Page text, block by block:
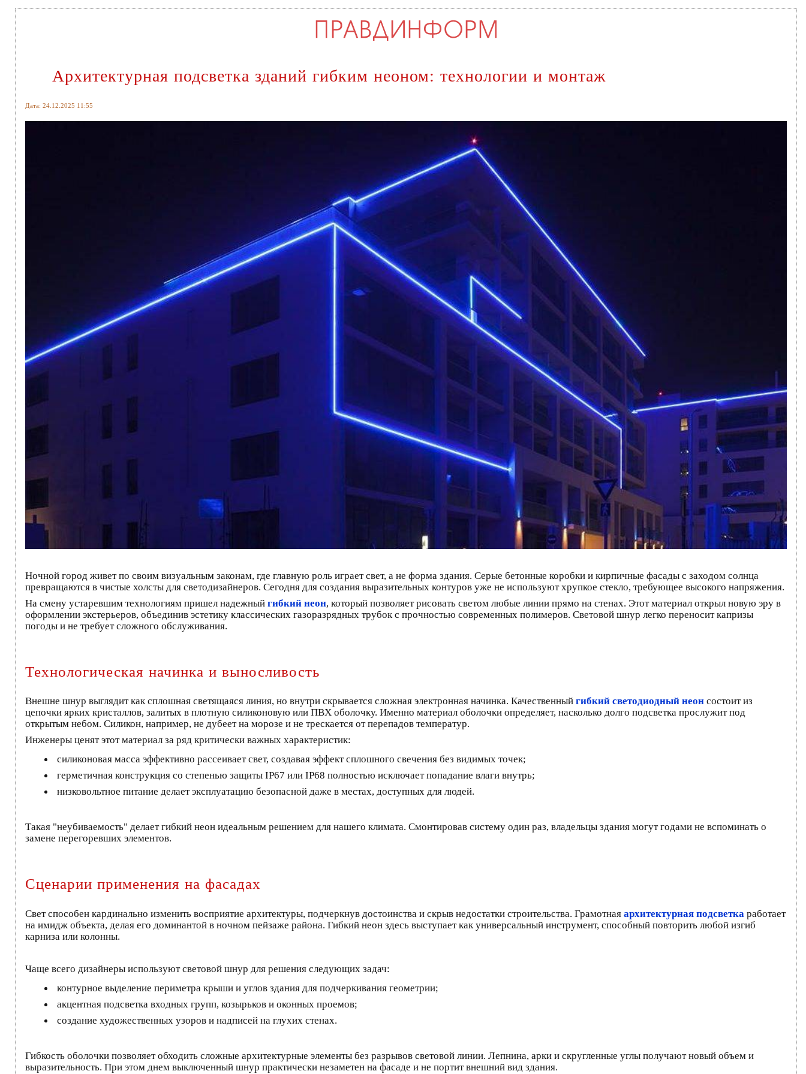
Архитектурная подсветка зданий гибким неоном: технологии и монтаж
Дата: 24.12.2025 11:55
Ночной город живет по своим визуальным законам, где главную роль играет свет, а не форма здания. Серые бетонные коробки и кирпичные фасады с заходом солнца
превращаются в чистые холсты для светодизайнеров. Сегодня для создания выразительных контуров уже не используют хрупкое стекло, требующее высокого напряжения.
На смену устаревшим технологиям пришел надежный гибкий неон, который позволяет рисовать светом любые линии прямо на стенах. Этот материал открыл новую эру в
оформлении экстерьеров, объединив эстетику классических газоразрядных трубок с прочностью современных полимеров. Световой шнур легко переносит капризы
погоды и не требует сложного обслуживания.
Технологическая начинка и выносливость
Внешне шнур выглядит как сплошная светящаяся линия, но внутри скрывается сложная электронная начинка. Качественный гибкий светодиодный неон состоит из
цепочки ярких кристаллов, залитых в плотную силиконовую или ПВХ оболочку. Именно материал оболочки определяет, насколько долго подсветка прослужит под
открытым небом. Силикон, например, не дубеет на морозе и не трескается от перепадов температур.
Инженеры ценят этот материал за ряд критически важных характеристик:
силиконовая масса эффективно рассеивает свет, создавая эффект сплошного свечения без видимых точек;
герметичная конструкция со степенью защиты IP67 или IP68 полностью исключает попадание влаги внутрь;
низковольтное питание делает эксплуатацию безопасной даже в местах, доступных для людей.
Такая "неубиваемость" делает гибкий неон идеальным решением для нашего климата. Смонтировав систему один раз, владельцы здания могут годами не вспоминать о
замене перегоревших элементов.
Сценарии применения на фасадах
Свет способен кардинально изменить восприятие архитектуры, подчеркнув достоинства и скрыв недостатки строительства. Грамотная архитектурная подсветка работает
на имидж объекта, делая его доминантой в ночном пейзаже района. Гибкий неон здесь выступает как универсальный инструмент, способный повторить любой изгиб
карниза или колонны.
Чаще всего дизайнеры используют световой шнур для решения следующих задач:
контурное выделение периметра крыши и углов здания для подчеркивания геометрии;
акцентная подсветка входных групп, козырьков и оконных проемов;
создание художественных узоров и надписей на глухих стенах.
Гибкость оболочки позволяет обходить сложные архитектурные элементы без разрывов световой линии. Лепнина, арки и скругленные углы получают новый объем и
выразительность. При этом днем выключенный шнур практически незаметен на фасаде и не портит внешний вид здания.